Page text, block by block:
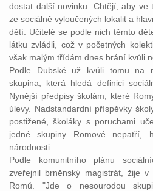
dostat další novinku. Chtějí, aby ve
ze sociálně vyloučených lokalit a
dětí. Učitelé se podle nich těmto
látku zvládli, což v početných
však malým třídám dnes brání kvůli
Podle Dubské už kvůli tomu na
skupina, která hledá definici
Nynější předpisy školám, které
úlevy. Nadstandardní příspěvky
postižené, školáky s poruchami
jedné skupiny Romové nepatří,
národnosti.
Podle komunitního plánu
zveřejnil brněnský magistrát, žije
Romů. "Jde o nesourodou